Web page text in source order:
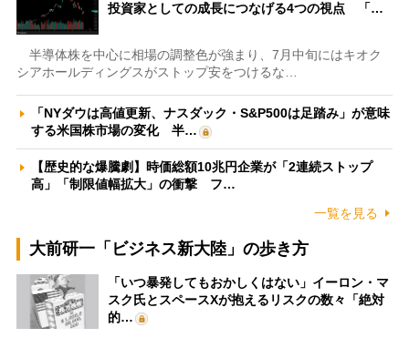
投資家としての成長につなげる4つの視点 「…
半導体株を中心に相場の調整色が強まり、7月中旬にはキオク
シアホールディングスがストップ安をつけるな…
「NYダウは高値更新、ナスダック・S&P500は足踏み」が意味
する米国株市場の変化 半…
【歴史的な爆騰劇】時価総額10兆円企業が「2連続ストップ
高」「制限値幅拡大」の衝撃 フ…
一覧を見る
大前研一「ビジネス新大陸」の歩き方
「いつ暴発してもおかしくはない」イーロン・マ
スク氏とスペースXが抱えるリスクの数々「絶対
的…